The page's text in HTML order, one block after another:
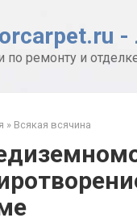
по ремонту и
» Всякая всячина